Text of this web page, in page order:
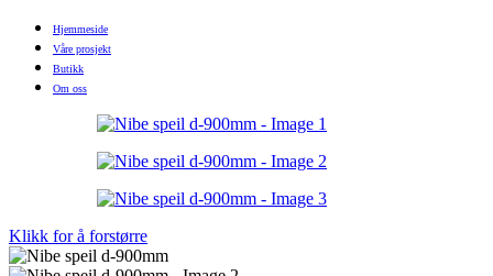
Hjemmeside
Våre prosjekt
Butikk
Om oss
Klikk for å forstørre